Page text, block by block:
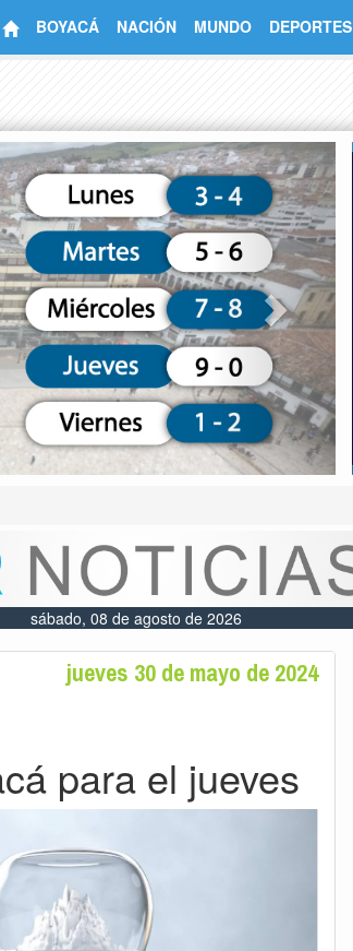
BOYACÁ NACIÓN MUNDO DEPORTES
Next
sábado, 08 de agosto de 2026
jueves 30 de mayo de 2024
para el jueves